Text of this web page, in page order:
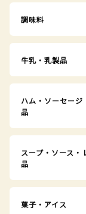
調味料
牛乳・乳製品
ハム・ソーセージ
品
スープ・ソース・
品
菓子・アイス